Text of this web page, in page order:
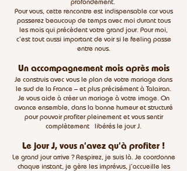
profondément.
Pour vous, cette rencontre est indispensable car vous
passerez beaucoup de temps avec moi durant tous
les mois qui précèdent votre grand jour. Pour moi,
c’est tout aussi important de voir si le feeling passe
entre nous.
Un accompagnement mois après mois
Je construis avec vous le plan de votre mariage dans
le sud de la France – et plus précisément à Talairan.
Je vous aide à créer un mariage à votre image. On
avance ensemble, dans la bonne humeur et structuré
pour pouvoir profiter pleinement et vous sentir
complètement libérés le jour J.
Le jour J, vous n’avez qu’à profiter !
Le grand jour arrive ? Respirez, je suis là. Je coordonne
chaque instant, je gère les imprévus, j’accueille les